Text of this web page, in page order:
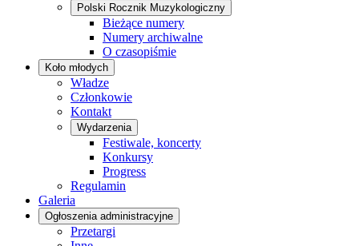
Polski Rocznik Muzykologiczny
Bieżące numery
Numery archiwalne
O czasopiśmie
Koło młodych
Władze
Członkowie
Kontakt
Wydarzenia
Festiwale, koncerty
Konkursy
Progress
Regulamin
Galeria
Ogłoszenia administracyjne
Przetargi